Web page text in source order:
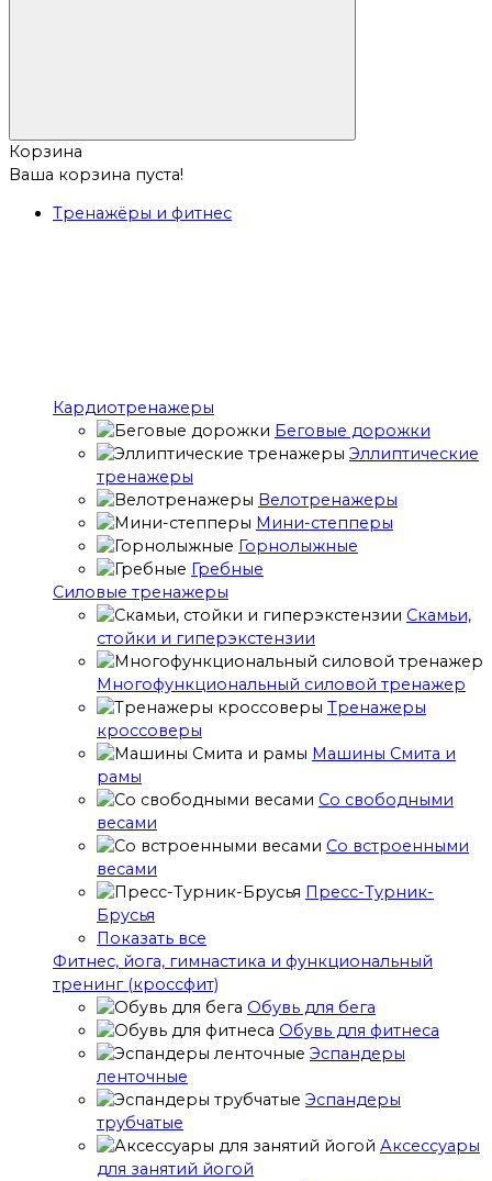
Корзина
Ваша корзина пуста!
Тренажёры и фитнес
Кардиотренажеры
Беговые дорожки
Эллиптические
тренажеры
Велотренажеры
Мини-степперы
Горнолыжные
Гребные
Cиловые тренажеры
Скамьи,
стойки и гиперэкстензии
Многофункциональный силовой тренажер
Тренажеры
кроссоверы
Машины Смита и
рамы
Со свободными
весами
Со встроенными
весами
Пресс-Турник-
Брусья
Показать все
Фитнес, йога, гимнастика и функциональный
тренинг (кроссфит)
Обувь для бега
Обувь для фитнеса
Эспандеры
ленточные
Эспандеры
трубчатые
Аксессуары
для занятий йогой